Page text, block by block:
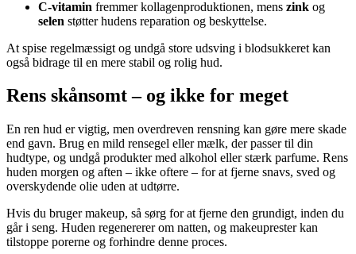
C-vitamin fremmer kollagenproduktionen, mens zink og
selen støtter hudens reparation og beskyttelse.
At spise regelmæssigt og undgå store udsving i blodsukkeret kan
også bidrage til en mere stabil og rolig hud.
Rens skånsomt – og ikke for meget
En ren hud er vigtig, men overdreven rensning kan gøre mere skade
end gavn. Brug en mild rensegel eller mælk, der passer til din
hudtype, og undgå produkter med alkohol eller stærk parfume. Rens
huden morgen og aften – ikke oftere – for at fjerne snavs, sved og
overskydende olie uden at udtørre.
Hvis du bruger makeup, så sørg for at fjerne den grundigt, inden du
går i seng. Huden regenererer om natten, og makeuprester kan
tilstoppe porerne og forhindre denne proces.